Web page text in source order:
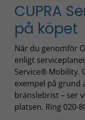
CUPRA
på köpet
När du genomför
enligt
Service® Mobility.
exempel på grund
bränslebrist – ser
platsen. Ring 020-